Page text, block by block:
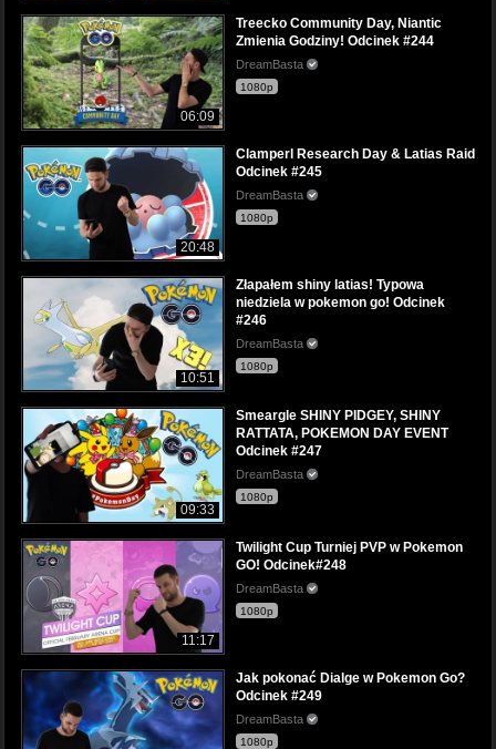
06:09
Treecko Community Day, Niantic
Zmienia Godziny! Odcinek #244
DreamBasta
1080p
20:48
Clamperl Research Day & Latias Raid
Odcinek #245
DreamBasta
1080p
10:51
Złapałem shiny latias! Typowa
niedziela w pokemon go! Odcinek
#246
DreamBasta
1080p
09:33
Smeargle SHINY PIDGEY, SHINY
RATTATA, POKEMON DAY EVENT
Odcinek #247
DreamBasta
1080p
11:17
Twilight Cup Turniej PVP w Pokemon
GO! Odcinek#248
DreamBasta
1080p
Jak pokonać Dialge w Pokemon Go?
Odcinek #249
DreamBasta
1080p